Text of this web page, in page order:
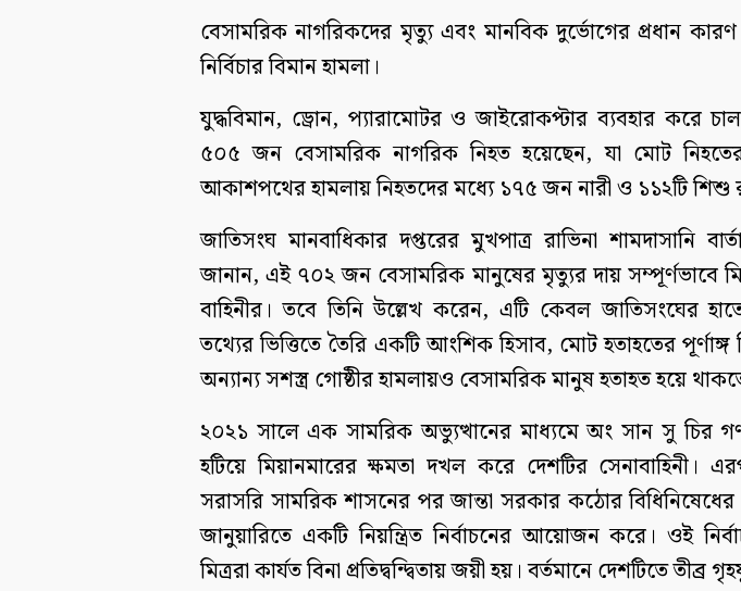
বেসামরিক নাগরিকদের মৃত্যু এবং মানবিক দুর্ভোগের প্রধান কারণ
নির্বিচার বিমান হামলা।
যুদ্ধবিমান, ড্রোন, প্যারামোটর ও জাইরোকপ্টার ব্যবহার করে
৫০৫ জন বেসামরিক নাগরিক নিহত হয়েছেন, যা মোট
আকাশপথের হামলায় নিহতদের মধ্যে ১৭৫ জন নারী ও ১১২টি শিশু
জাতিসংঘ মানবাধিকার দপ্তরের মুখপাত্র রাভিনা শামদাসানি
জানান, এই ৭০২ জন বেসামরিক মানুষের মৃত্যুর দায় সম্পূর্ণভাবে
বাহিনীর। তবে তিনি উল্লেখ করেন, এটি কেবল জাতিসংঘের
তথ্যের ভিত্তিতে তৈরি একটি আংশিক হিসাব, মোট হতাহতের পূর্ণাঙ্গ
অন্যান্য সশস্ত্র গোষ্ঠীর হামলায়ও বেসামরিক মানুষ হতাহত হয়ে
২০২১ সালে এক সামরিক অভ্যুত্থানের মাধ্যমে অং সান সু চির
হটিয়ে মিয়ানমারের ক্ষমতা দখল করে দেশটির সেনাবাহিনী।
সরাসরি সামরিক শাসনের পর জান্তা সরকার কঠোর
জানুয়ারিতে একটি নিয়ন্ত্রিত নির্বাচনের আয়োজন করে। ওই
মিত্ররা কার্যত বিনা প্রতিদ্বন্দ্বিতায় জয়ী হয়। বর্তমানে দেশটিতে তীব্র